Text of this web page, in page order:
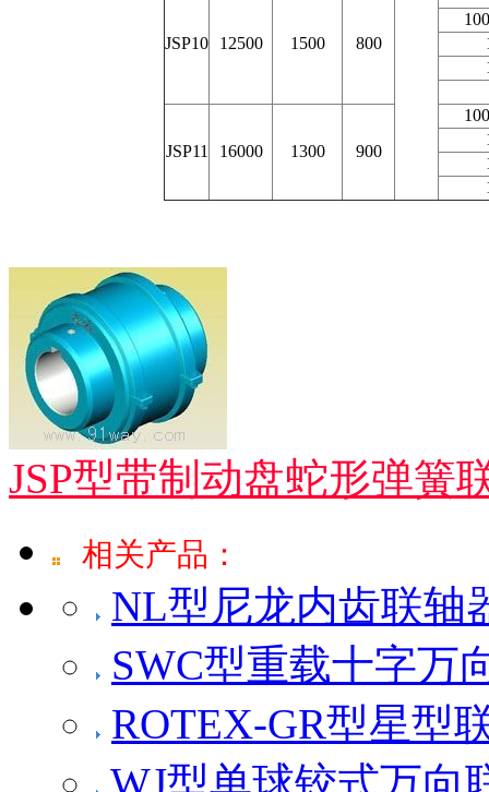
JSP10 12500 1500 800
JSP11 16000 1300 900
JSP型带制动盘蛇形弹簧
相关产品：
NL型尼龙内齿联轴
SWC型重载十字万
ROTEX-GR型星型